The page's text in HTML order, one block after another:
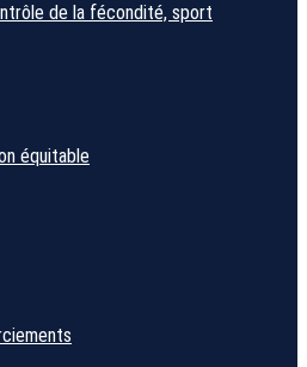
de la fécondité, sport
équitable